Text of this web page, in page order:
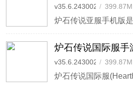
v35.6.243002 / 399.87M
2026-06-03
炉石传说国际服手
v35.6.243002 / 399.87M
2026-06-03